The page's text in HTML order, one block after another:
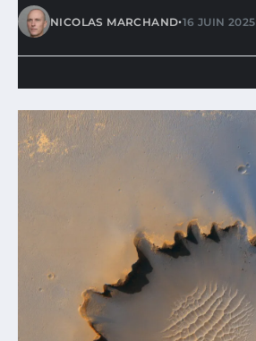
NICOLAS MARCHAND•16 JUIN 2025